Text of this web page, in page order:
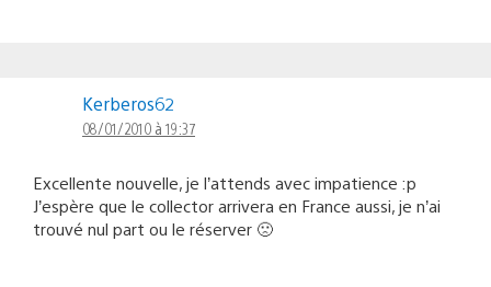
Kerberos62
08/01/2010 à 19:37
Excellente nouvelle, je l’attends avec impatience :p
J’espère que le collector arrivera en France aussi, je n’ai
trouvé nul part ou le réserver 🙁